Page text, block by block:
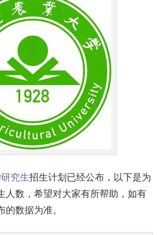
研究生招生计划已经公布，以下是为
人数，希望对大家有所帮助，如有
数据为准。